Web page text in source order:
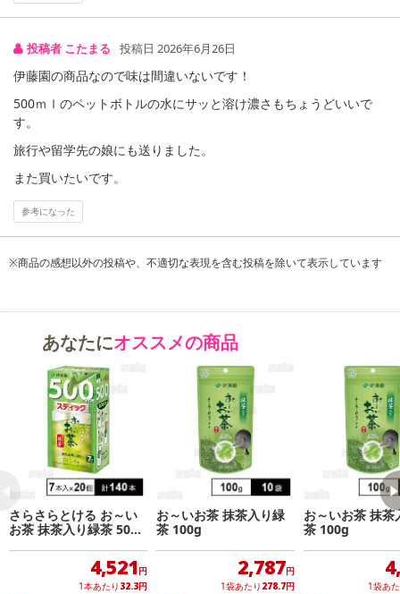
【お支払いについて】
※d払い、PayPay、au PAY、au PAY(auかんたん決済)、ソフトバン
クまとめて支払い、楽天ペイ、メルペイ、AEON Pay、Amazon Pa
yでお支払いの場合、決済のため外部サイトへ遷移します。
※予約商品は決済手段ごとに定められた決済期限日にお支払いを完
さい。
発送日カレンダー
休業日
■ その他共通および商品カテゴリー別注意事項（※必ずご確認くだ
さい）
こちらの情報は 2026年07月09日時点での情報となります。
投稿者 こたまる 投稿日 2026年6月26日
伊藤園の商品なので味は間違いないです！
500ｍｌのペットボトルの水にサッと溶け濃さもちょうどいいで
す。
旅行や留学先の娘にも送りました。
また買いたいです。
参考になった
※商品の感想以外の投稿や、不適切な表現を含む投稿を除いて表示しています
あなたにオススメの商品
さらさらとける お～い
お茶 抹茶入り緑茶 500
4,521 円
1本あたり 32.3円
お～いお茶 抹茶入り緑
茶 100g
2,787円
1袋あたり 278.7円
お～いお茶 抹茶
茶 100g
1袋あ